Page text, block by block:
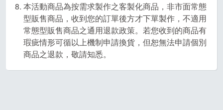
本活動商品為按需求製作之客製化商品，非市面常態
型販售商品，收到您的訂單後方才下單製作，不適用
常態型販售商品之通用退款政策。若您收到的商品有
瑕疵情形可循以上機制申請換貨，但恕無法申請個別
商品之退款，敬請知悉。